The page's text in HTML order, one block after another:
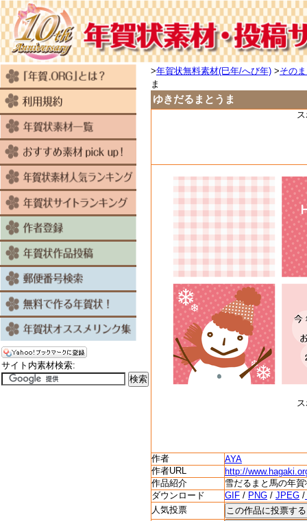
>年賀状無料素材(巳年/へび年) >その
ま
ゆきだるまとうま
作者
AYA
作者URL
http://
作品紹介
雪だるまと馬の年
ダウンロード
GIF / PNG / JPEG /
人気投票
サイト内素材検索: